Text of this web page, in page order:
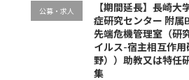
公募・求人
【期間延長】長崎大
症研究センター 附属
先端危機管理室（研
イルス-宿主相互作用
野））助教又は特任
集